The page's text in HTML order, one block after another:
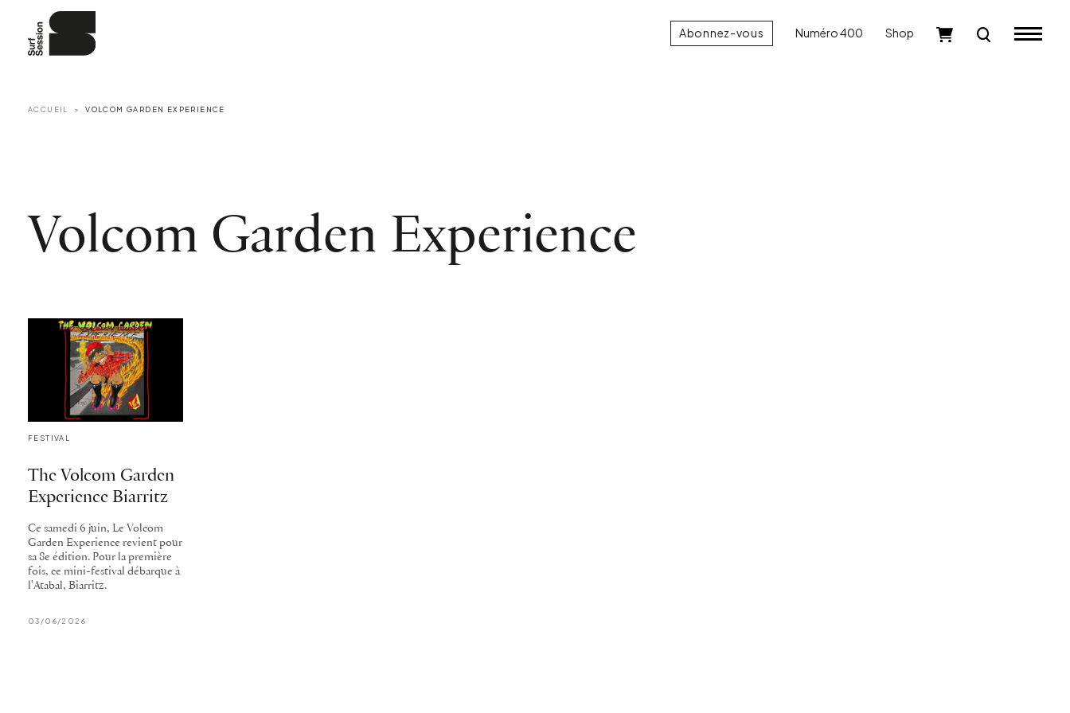
Abonnez-vous Numéro 400 Shop
ACCUEIL VOLCOM GARDEN EXPERIENCE
Volcom Garden Experience
FESTIVAL
The Volcom Garden
Experience Biarritz
Ce samedi 6 juin, Le Volcom
Garden Experience revient pour
sa 8e édition. Pour la première
fois, ce mini-festival débarque à
l'Atabal, Biarritz.
03/06/2026